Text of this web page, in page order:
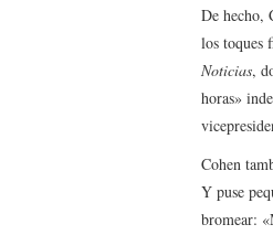
De hecho,
los toques
Noticias,
horas»
Cohen
Y puse
bromear: